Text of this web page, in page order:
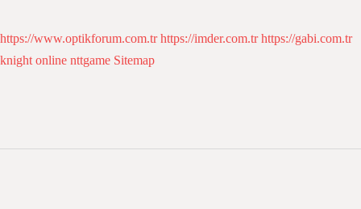
https://www.optikforum.com.tr https://imder.com.tr https://gabi.com.tr
knight online nttgame Sitemap